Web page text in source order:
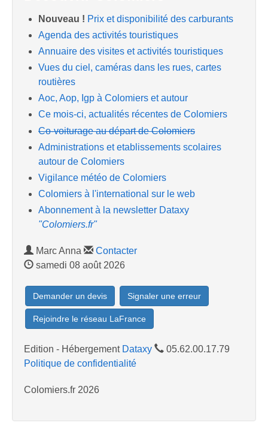
Nouveau ! Prix et disponibilité des carburants
Agenda des activités touristiques
Annuaire des visites et activités touristiques
Vues du ciel, caméras dans les rues, cartes
routières
Aoc, Aop, Igp à Colomiers et autour
Ce mois-ci, actualités récentes de Colomiers
Co-voiturage au départ de Colomiers
Administrations et etablissements scolaires
autour de Colomiers
Vigilance météo de Colomiers
Colomiers à l'international sur le web
Abonnement à la newsletter Dataxy
"Colomiers.fr"
Marc Anna
Contacter
samedi 08 août 2026
Demander un devis Signaler une erreur
Rejoindre le réseau LaFrance
Edition - Hébergement Dataxy
05.62.00.17.79
Politique de confidentialité
Colomiers.fr 2026